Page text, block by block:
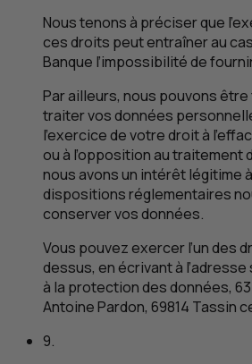
Nous tenons à préciser que
ces droits peut entraîner au
Banque l’impossibilité de
Par ailleurs, nous pouvons
traiter vos données
l’exercice de votre droit à
ou à l’opposition au traitement
nous avons un intérêt légitime
dispositions réglementaires
conserver vos données.
Vous pouvez exercer l’un des
dessus, en écrivant à
à la protection des données,
Antoine Pardon, 69814 Tassin
9.